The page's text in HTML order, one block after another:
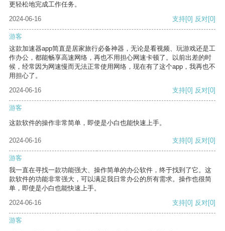
更轻松地完成工作任务。
2024-06-16
支持[0] 反对[0]
游客
这款加速器app简直是居家旅行必备神器，无论是看视频、玩游戏还是工
作办公，都能畅享高速网络，再也不用担心网速卡顿了。以前出差的时
候，经常因为网速慢而无法正常使用网络，现在有了这个app，我再也不
用担心了。
2024-06-16
支持[0] 反对[0]
游客
这款软件的操作非常简单，即使是小白也能快速上手。
2024-06-16 支持[0] 反对[0]
游客
我一直在寻找一款功能强大、操作简单的办公软件，终于找到了它。这
款软件的功能非常强大，可以满足我日常办公的所有需求。操作也很简
单，即使是小白也能快速上手。
2024-06-16
支持[0] 反对[0]
游客